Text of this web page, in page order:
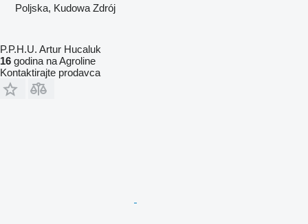
Poljska, Kudowa Zdrój
P.P.H.U. Artur Hucaluk
16 godina na Agroline
Kontaktirajte prodavca